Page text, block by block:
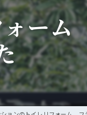
内装工事
メンテナ
配管工事
交換
ォー